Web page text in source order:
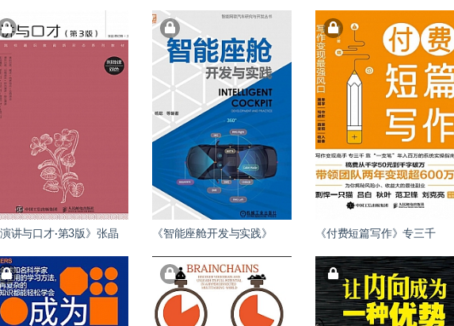
演讲与口才·第3版》张晶 《智能座舱开发与实践》 《付费短篇写作》专三千